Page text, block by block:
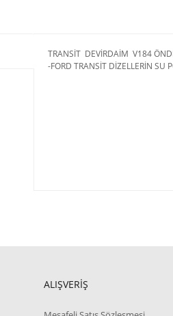
TRANSİT DEVİRDAİM V184
-FORD TRANSİT DİZELLERİN SU
ALIŞVERİŞ